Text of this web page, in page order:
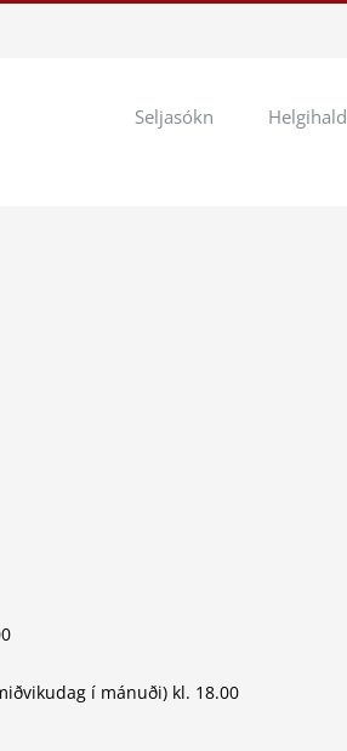
Seljasókn Helgihald
í mánuði) kl. 18.00